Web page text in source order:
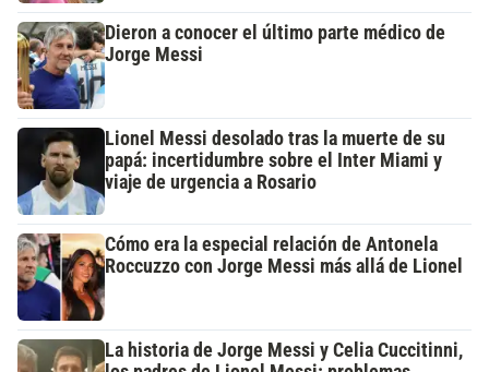
Dieron a conocer el último parte médico de
Jorge Messi
Lionel Messi desolado tras la muerte de su
papá: incertidumbre sobre el Inter Miami y
viaje de urgencia a Rosario
Cómo era la especial relación de Antonela
Roccuzzo con Jorge Messi más allá de Lionel
La historia de Jorge Messi y Celia Cuccitinni,